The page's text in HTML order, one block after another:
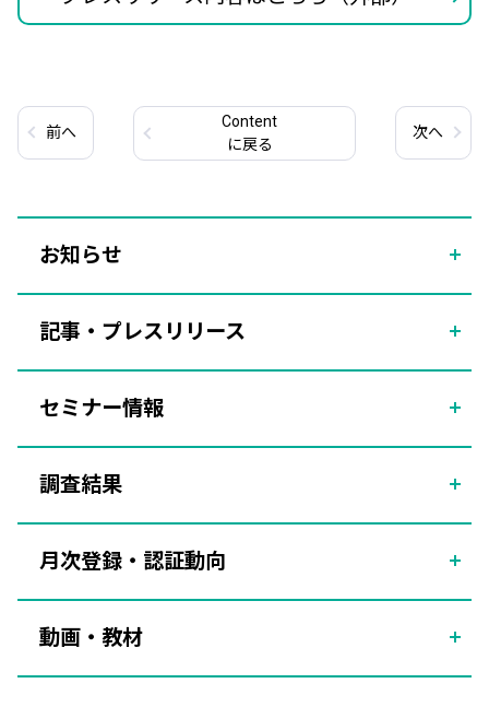
前へ 次へ
Content
に戻る
お知らせ
記事・プレスリリース
セミナー情報
調査結果
月次登録・認証動向
動画・教材